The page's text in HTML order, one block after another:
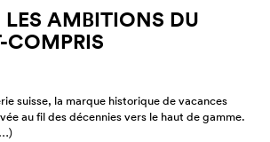
AMBITIONS DU
COMPRIS
suisse, la marque historique de vacances
au fil des décennies vers le haut de gamme.